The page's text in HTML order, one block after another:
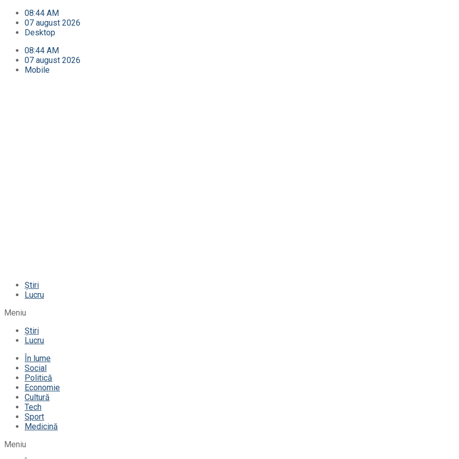
08:44 AM
07 august 2026
Desktop
08:44 AM
07 august 2026
Mobile
Știri
Lucru
Meniu
Știri
Lucru
În lume
Social
Politică
Economie
Cultură
Tech
Sport
Medicină
Meniu